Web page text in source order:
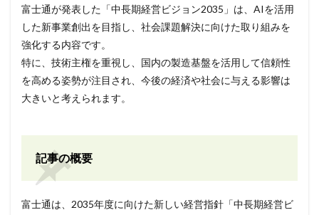
富士通が発表した「中長期経営ビジョン2035」は、AIを活用
した新事業創出を目指し、社会課題解決に向けた取り組みを
強化する内容です。
特に、技術主権を重視し、国内の製造基盤を活用して信頼性
を高める姿勢が注目され、今後の経済や社会に与える影響は
大きいと考えられます。
記事の概要
富士通は、2035年度に向けた新しい経営指針「中長期経営ビ